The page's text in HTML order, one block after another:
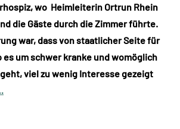
wo Heimleiterin Ortrun Rhein
die Gäste durch die Zimmer führte.
war, dass von staatlicher Seite für
es um schwer kranke und womöglich
viel zu wenig Interesse gezeigt